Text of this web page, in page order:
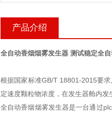
产品介绍
全自动香烟烟雾发生器 测试稳定全
根据国家标准GB/T 18801-2015要
定速度颗粒物浓度，在发生器舱内发
全自动香烟烟雾发生器是一台通过